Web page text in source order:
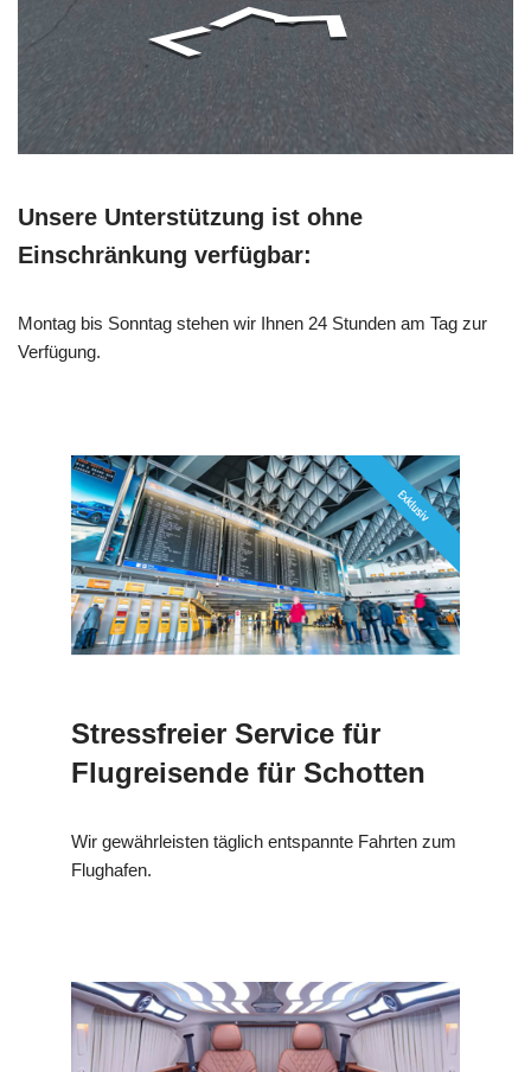
Unsere Unterstützung ist ohne
Einschränkung verfügbar:
Montag bis Sonntag stehen wir Ihnen 24 Stunden am Tag zur
Verfügung.
Stressfreier Service für
Flugreisende für Schotten
Wir gewährleisten täglich entspannte Fahrten zum
Flughafen.